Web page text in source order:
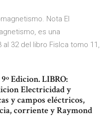
Nota El
es una
32 del libro Fislca tomo 11,
Edicion. LIBRO:
Electricidad y
y campos eléctricos,
corriente y Raymond